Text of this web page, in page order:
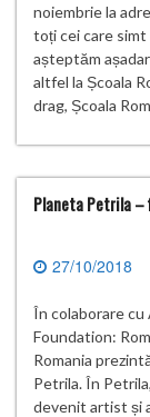
noiembrie la
toți cei care simt
așteptăm
altfel la Școala
drag, Școala
Planeta Petrila –
27/10/2018
În colaborare cu
Foundation:
Romania
Petrila. În
devenit artist și